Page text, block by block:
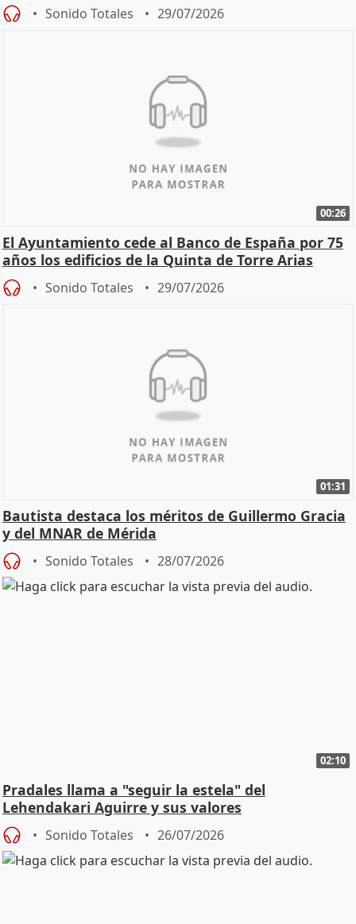
Sonido Totales 29/07/2026
00:26
El Ayuntamiento cede al Banco de España por 75
años los edificios de la Quinta de Torre Arias
Sonido Totales 29/07/2026
01:31
Bautista destaca los méritos de Guillermo Gracia
y del MNAR de Mérida
Sonido Totales 28/07/2026
02:10
Pradales llama a "seguir la estela" del
Lehendakari Aguirre y sus valores
Sonido Totales 26/07/2026